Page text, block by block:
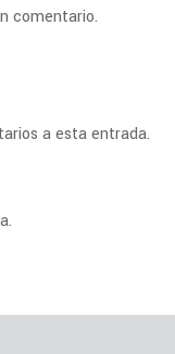
comentario.
a esta entrada.